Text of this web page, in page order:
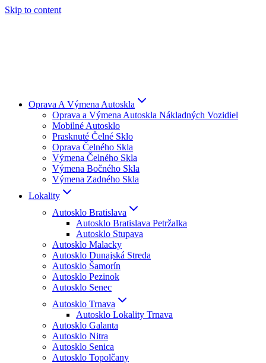
Skip to content
Oprava A Výmena Autoskla
Oprava a Výmena Autoskla Nákladných Vozidiel
Mobilné Autosklo
Prasknuté Čelné Sklo
Oprava Čelného Skla
Výmena Čelného Skla
Výmena Bočného Skla
Výmena Zadného Skla
Lokality
Autosklo Bratislava
Autosklo Bratislava Petržalka
Autosklo Stupava
Autosklo Malacky
Autosklo Dunajská Streda
Autosklo Šamorín
Autosklo Pezinok
Autosklo Senec
Autosklo Trnava
Autosklo Lokality Trnava
Autosklo Galanta
Autosklo Nitra
Autosklo Senica
Autosklo Topolčany